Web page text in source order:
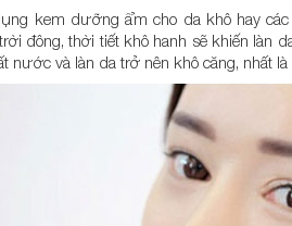
kem dưỡng ẩm cho da khô hay
đông, thời tiết khô hanh sẽ khiến
nước và làn da trở nên khô căng, nhất